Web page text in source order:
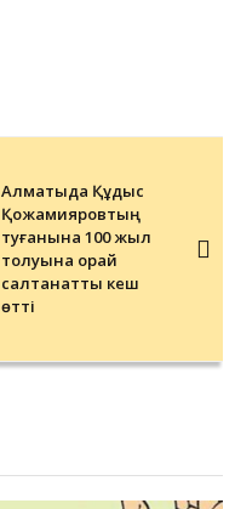
Алматыда Құдыс
Қожамияровтың
туғанына 100 жыл
толуына орай
салтанатты кеш
өтті